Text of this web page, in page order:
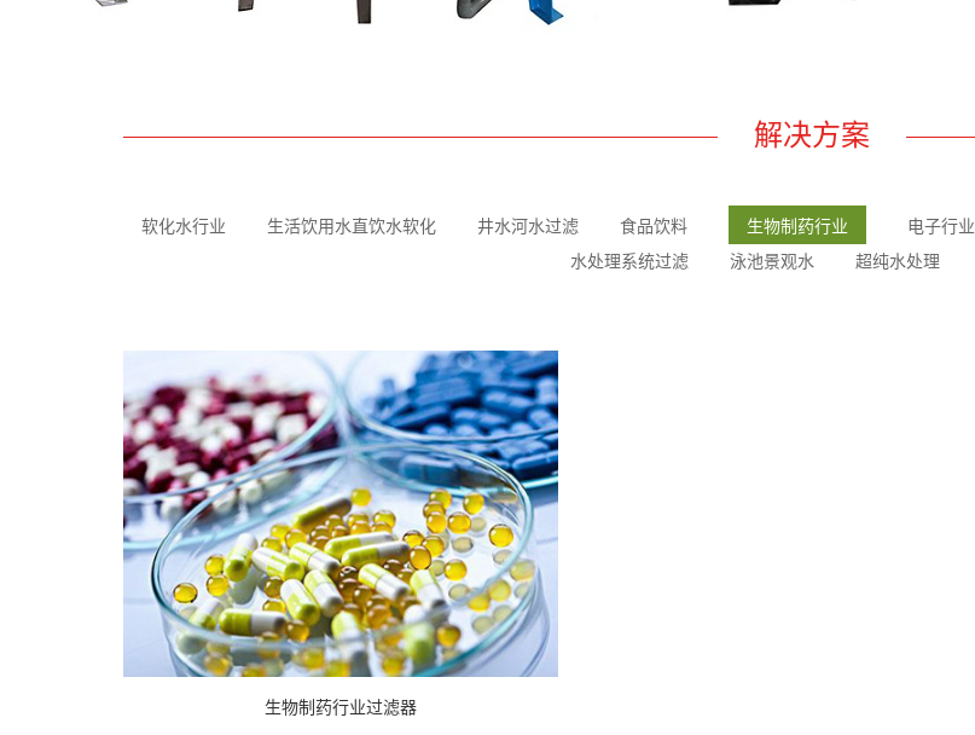
解决方案
软化水行业 生活饮用水直饮水软化 井水河水过滤 食品饮料 生物制药行业 电子行业
水处理系统过滤
泳池景观水 超纯水处理
生物制药行业过滤器